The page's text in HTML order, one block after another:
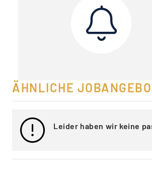
ÄHNLICHE
Leider haben wir keine